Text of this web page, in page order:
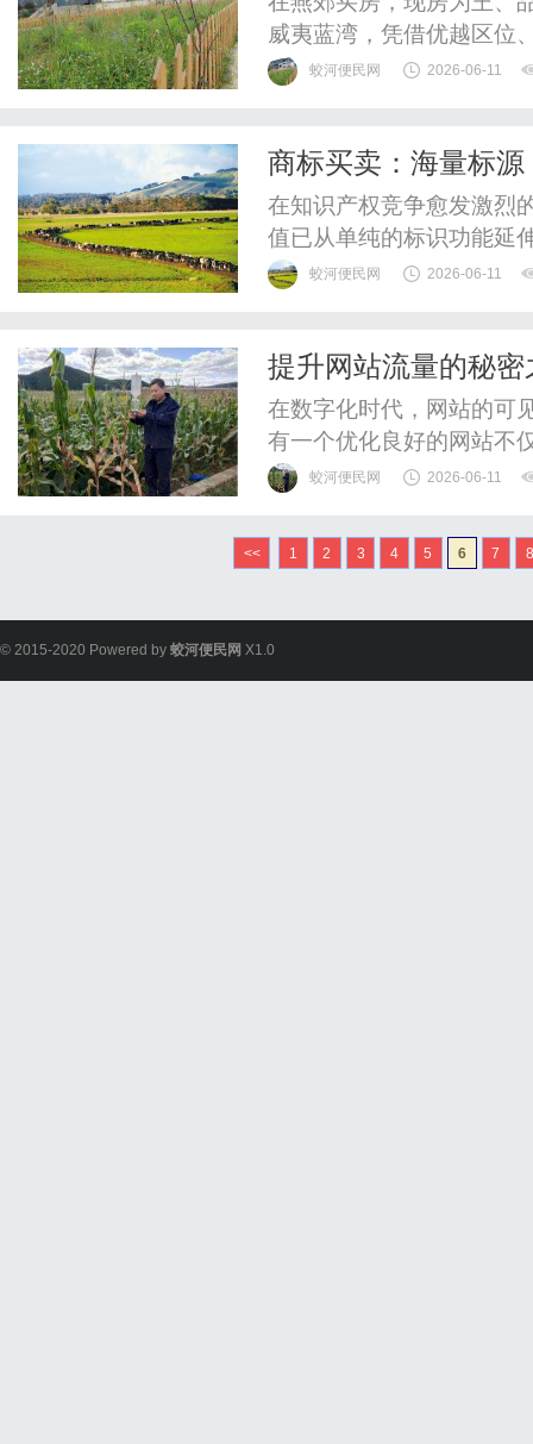
威夷蓝湾，凭借优越区位
次、品质三项全能综合排
楼栋户型、配套设施全部
蛟河便民网 2026-06-11
商标买卖：海量标
在知识产权竞争愈发激烈
值已从单纯的标识功能延
量连续多年位居全球第一
成为企业与创业者必须攻
蛟河便民网 2026-06-11
提升网站流量的秘
在数字化时代，网站的可
有一个优化良好的网站不
和品牌影响力。正因如此
求。本文将详细探讨GEO
的重要性。什么是GEO公
蛟河便民网 2026-06-11
<< 1 2 3 4 5 6 7 8
© 2015-2020 Powered by 蛟河便民网 X1.0